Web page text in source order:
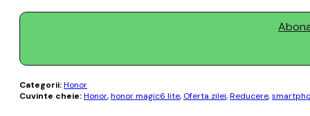
Categorii:Honor
Cuvinte cheie:Honor,honor magic6 lite, Oferta zilei,Reducere,